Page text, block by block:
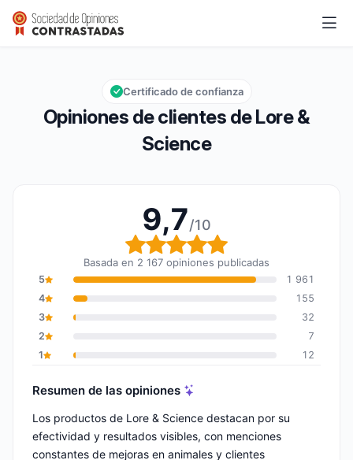
Lore & Science
Calificación global: 9,7 de 10
9,7/10
Opiniones de clientes de Lore &
Science
Certificado de confianza
9,7/10
Calificación global: 9,7
Basada en 2 167 opiniones publicadas
5
1 961
4
155
3
32
2
7
1
12
Resumen de las opiniones
Los productos de Lore & Science destacan por su
efectividad y resultados visibles, con menciones
constantes de mejoras en animales y clientes